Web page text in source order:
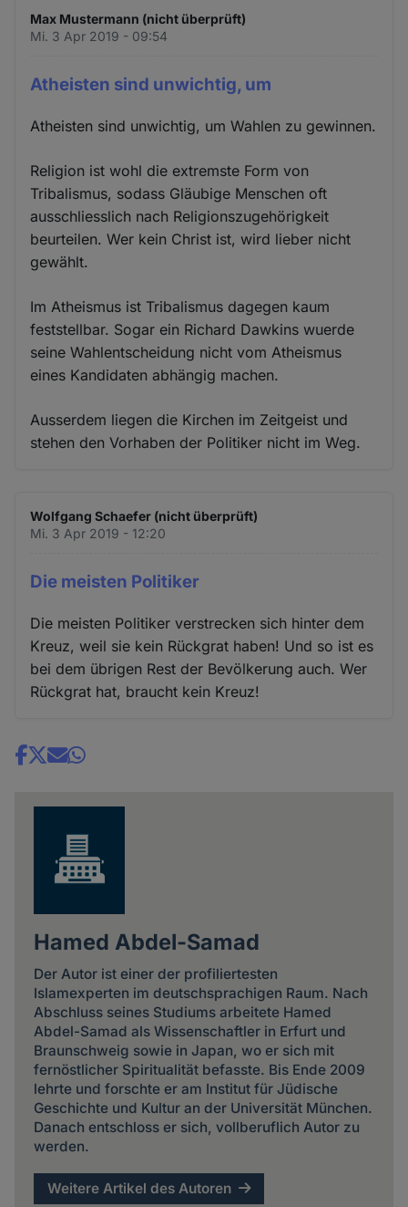
Max Mustermann (nicht überprüft)
Mi. 3 Apr 2019 - 09:54
Atheisten sind unwichtig, um
Atheisten sind unwichtig, um Wahlen zu gewinnen.
Religion ist wohl die extremste Form von
Tribalismus, sodass Gläubige Menschen oft
ausschliesslich nach Religionszugehörigkeit
beurteilen. Wer kein Christ ist, wird lieber nicht
gewählt.
Im Atheismus ist Tribalismus dagegen kaum
feststellbar. Sogar ein Richard Dawkins wuerde
seine Wahlentscheidung nicht vom Atheismus
eines Kandidaten abhängig machen.
Ausserdem liegen die Kirchen im Zeitgeist und
stehen den Vorhaben der Politiker nicht im Weg.
Wolfgang Schaefer (nicht überprüft)
Mi. 3 Apr 2019 - 12:20
Die meisten Politiker
Die meisten Politiker verstrecken sich hinter dem
Kreuz, weil sie kein Rückgrat haben! Und so ist es
bei dem übrigen Rest der Bevölkerung auch. Wer
Rückgrat hat, braucht kein Kreuz!
Share
Hamed Abdel-Samad
Der Autor ist einer der profiliertesten
Islamexperten im deutschsprachigen Raum. Nach
Abschluss seines Studiums arbeitete Hamed
Abdel-Samad als Wissenschaftler in Erfurt und
Braunschweig sowie in Japan, wo er sich mit
fernöstlicher Spiritualität befasste. Bis Ende 2009
lehrte und forschte er am Institut für Jüdische
Geschichte und Kultur an der Universität München.
Danach entschloss er sich, vollberuflich Autor zu
werden.
Weitere Artikel des Autoren